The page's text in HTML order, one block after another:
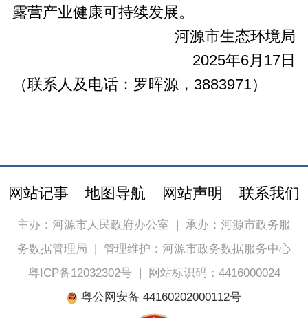
露营产业健康可持续发展。
河源市生态环境局
2025年6月17日
（联系人及电话：罗晖源，3883971）
网站记事 地图导航 网站声明 联系我们
主办：河源市人民政府办公室 | 承办：河源市政务服
务数据管理局 | 管理维护：河源市政务数据服务中心
粤ICP备12032302号|
网站标识码：4416000024
粤公网安备 44160202000112号